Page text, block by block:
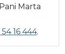
Marta
16 444.